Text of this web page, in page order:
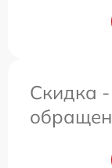
Скидка